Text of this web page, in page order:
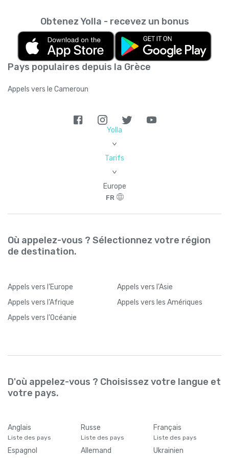
Pays populaires depuis la Grèce
Appels vers le Cameroun
Obtenez Yolla - recevez un bonus
Yolla
>
Tarifs
>
Europe
FR
Où appelez-vous ? Sélectionnez votre région
de destination.
Appels vers l’Europe Appels vers l’Asie
Appels vers l’Afrique Appels vers les Amériques
Appels vers l’Océanie
D'où appelez-vous ? Choisissez votre langue et
votre pays.
Anglais
Liste des pays
Russe
Liste des pays
Français
Liste des pays
Espagnol Allemand Ukrainien